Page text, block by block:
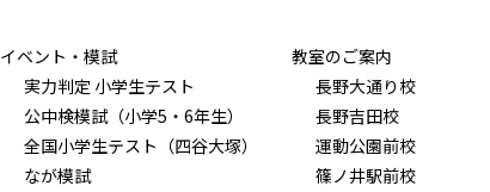
イベント・模試
実力判定 小学生テスト
公中検模試（小学5・6年生）
全国小学生テスト（四谷大塚）
なが模試
教室のご案内
長野大通り校
長野吉田校
運動公園前校
篠ノ井駅前校